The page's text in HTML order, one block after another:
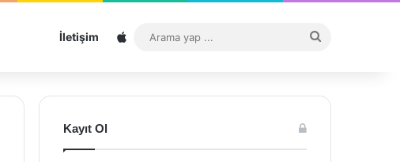
İletişim Sitemap
...
Kayıt Ol